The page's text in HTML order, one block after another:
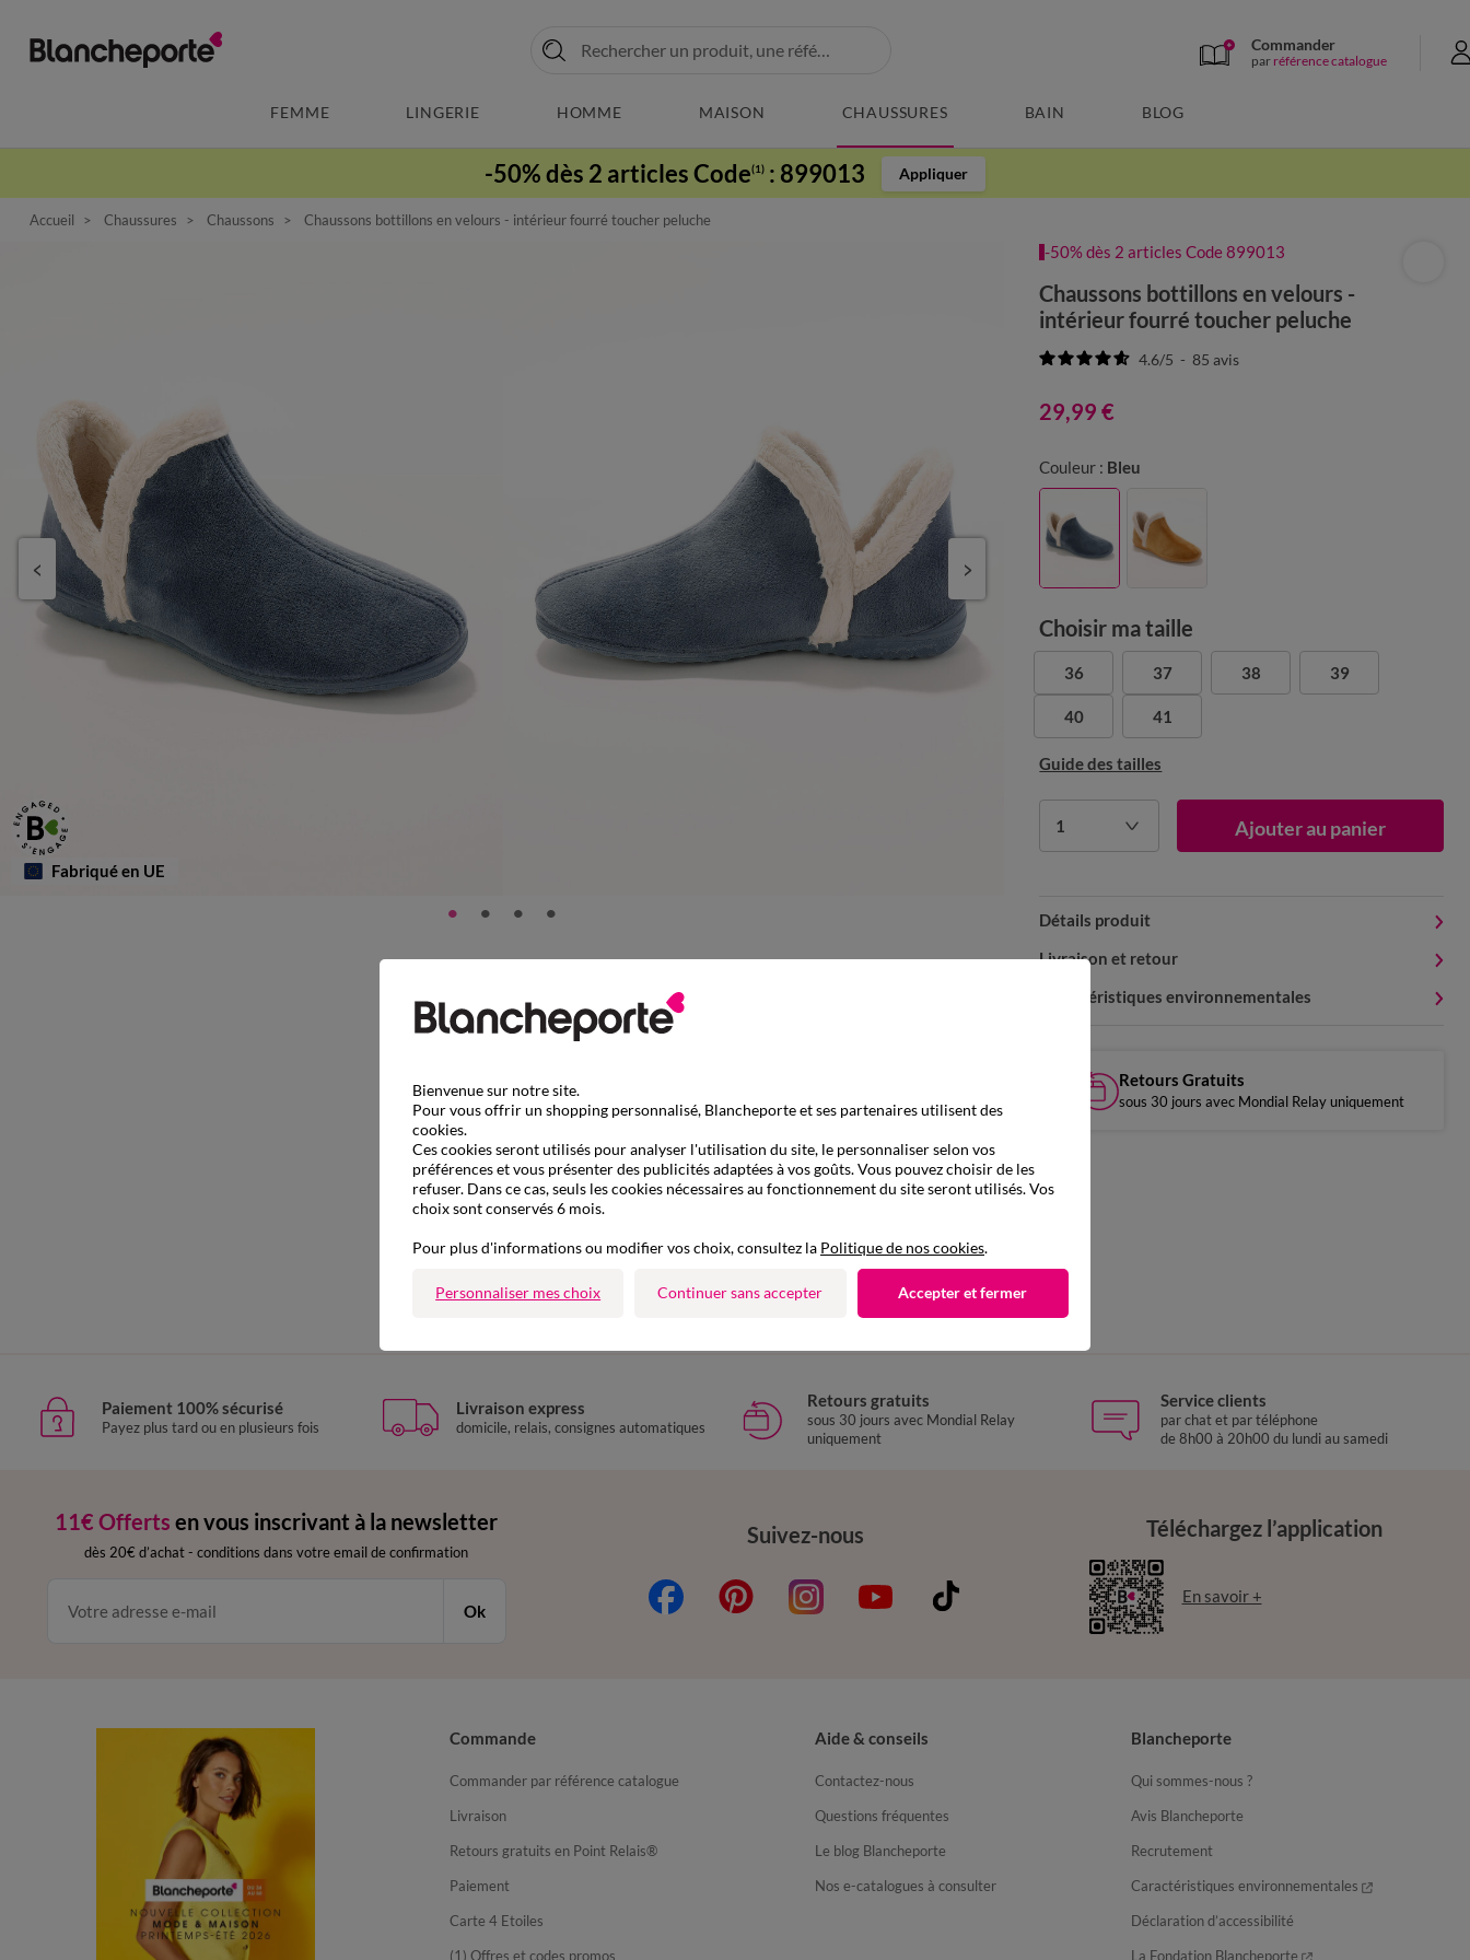
Commander
par référence catalogue
FEMME LINGERIE HOMME MAISON CHAUSSURES BAIN BLOG
-50% dès 2 articles Code(1) : 899013 Appliquer
Accueil Chaussures Chaussons Chaussons bottillons en velours - intérieur fourré toucher peluche
Fabriqué en UE
-50% dès 2 articles Code 899013
Chaussons bottillons en velours -
intérieur fourré toucher peluche
4.6/5 - 85avis
29,99 €
Couleur : Bleu
Choisir ma taille
36 37 38 39
40 41
Guide des tailles
1 Ajouter au panier
Détails produit
Livraison et retour
Caractéristiques environnementales
Retours Gratuits
sous 30 jours avec Mondial Relay uniquement
D'autres idées de Chaussons
Paiement 100% sécurisé
Payez plus tard ou en plusieurs fois
Livraison express
domicile, relais, consignes automatiques
Retours gratuits
sous 30 jours avec Mondial Relay
uniquement
Service clients
par chat et par téléphone
de 8h00 à 20h00 du lundi au samedi
11€ Offerts en vous inscrivant à la newsletter
dès 20€ d’achat - conditions dans votre email de confirmation
Ok
Suivez-nous Téléchargez l’application
En savoir +
Commande
Commander par référence catalogue
Livraison
Retours gratuits en Point Relais®
Paiement
Carte 4 Etoiles
(1) Offres et codes promos
Aide & conseils
Contactez-nous
Questions fréquentes
Le blog Blancheporte
Nos e-catalogues à consulter
Blancheporte
Qui sommes-nous ?
Avis Blancheporte
Recrutement
Caractéristiques environnementales
Déclaration d’accessibilité
La Fondation Blancheporte
Bienvenue sur notre site.
Pour vous offrir un shopping personnalisé, Blancheporte et ses partenaires utilisent des
cookies.
Ces cookies seront utilisés pour analyser l'utilisation du site, le personnaliser selon vos
préférences et vous présenter des publicités adaptées à vos goûts. Vous pouvez choisir de les
refuser. Dans ce cas, seuls les cookies nécessaires au fonctionnement du site seront utilisés. Vos
choix sont conservés 6 mois.
Pour plus d'informations ou modifier vos choix, consultez la Politique de nos cookies.
Personnaliser mes choix Continuer sans accepter Accepter et fermer